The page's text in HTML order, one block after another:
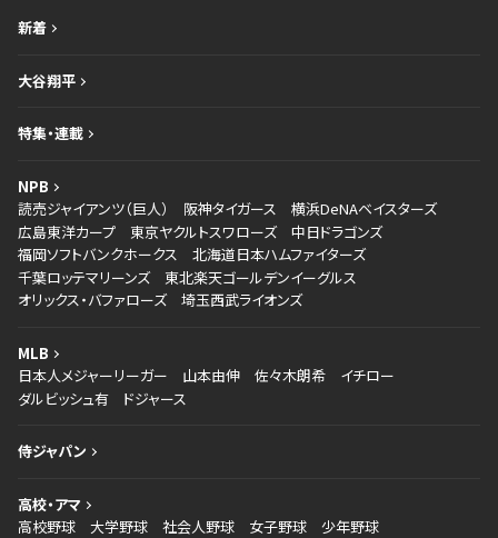
新着
大谷翔平
特集・連載
NPB
読売ジャイアンツ（巨人）
阪神タイガース
横浜DeNAベイスターズ
広島東洋カープ
東京ヤクルトスワローズ
中日ドラゴンズ
福岡ソフトバンクホークス
北海道日本ハムファイターズ
千葉ロッテマリーンズ
東北楽天ゴールデンイーグルス
オリックス・バファローズ
埼玉西武ライオンズ
MLB
日本人メジャーリーガー
山本由伸 佐々木朗希
イチロー
ダルビッシュ有
ドジャース
侍ジャパン
高校・アマ
高校野球
大学野球 社会人野球 女子野球 少年野球